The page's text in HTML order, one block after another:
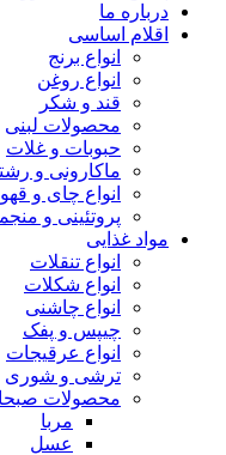
درباره ما
اقلام اساسی
انواع برنج
انواع روغن
قند و شکر
محصولات لبنی
حبوبات و غلات
ماکارونی و
انواع چای و
پروتئینی و
مواد غذایی
انواع تنقلات
انواع شکلات
انواع چاشنی
چیپس و پفک
انواع عرقیجات
ترشی و شوری
محصولات
مربا
عسل